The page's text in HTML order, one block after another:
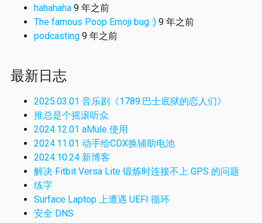
hahahaha 9 年之前
The famous Poop Emoji bug :) 9 年之前
podcasting 9 年之前
最新日志
2025.03.01 音乐剧《1789:巴士底狱的恋人们》
推总是个摇滚听众
2024.12.01 aMule 使用
2024.11.01 动手给CDX换辅助电池
2024.10.24 新博客
解决 Fitbit Versa Lite 锻炼时连接不上 GPS 的问题
练字
Surface Laptop 上遭遇 UEFI 循环
安全 DNS